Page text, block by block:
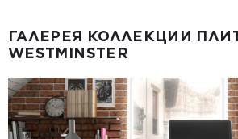
ГАЛЕРЕЯ КОЛЛЕКЦИИ
WESTMINSTER